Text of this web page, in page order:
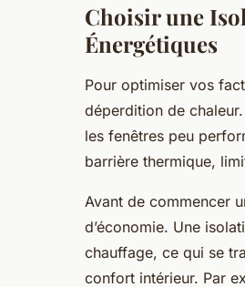
:
Bien
Choisir une
Énergétiques
Pour optimiser vos
déperdition de
les fenêtres peu
barrière thermique,
Avant de commencer
d’économie. Une
chauffage, ce qui se
confort intérieur. Par